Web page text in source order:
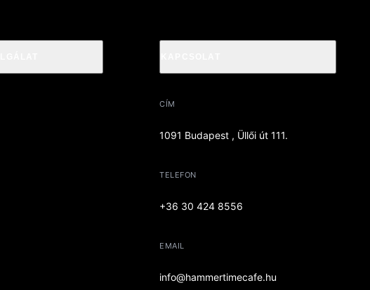
CÍM
1091 Budapest , Üllői út 111.
TELEFON
+36 30 424 8556
EMAIL
info@hammertimecafe.hu